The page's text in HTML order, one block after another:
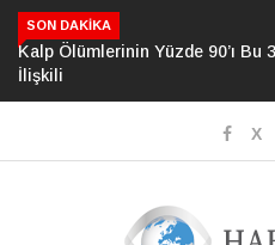
SON DAKIKA
Kalp Ölümlerinin Yüzde 90’ı
İlişkili